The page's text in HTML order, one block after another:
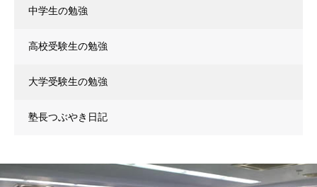
中学生の勉強
高校受験生の勉強
大学受験生の勉強
塾長つぶやき日記